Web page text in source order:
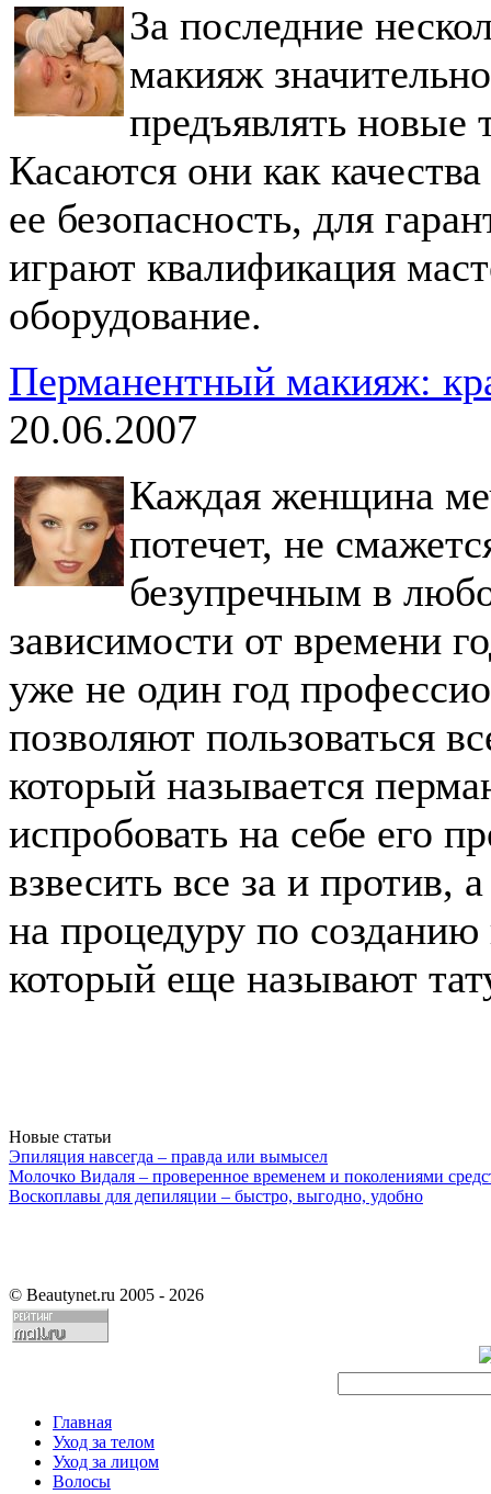
За последние
макияж
предъявлять новые
Касаются они как
ее безопасность, для
играют квалификация
оборудование.
Перманентный макияж:
20.06.2007
Каждая женщина
потечет, не
безупречным в
зависимости от времени
уже не один год
позволяют пользоваться
который называется
испробовать на себе его
взвесить все за и против,
на процедуру по
который еще называют
Новые статьи
Эпиляция навсегда – правда или вымысел
Молочко Видаля – проверенное временем и поколениями
Воскоплавы для депиляции – быстро, выгодно, удобно
© Beautynet.ru 2005 - 2026
Главная
Уход за телом
Уход за лицом
Волосы